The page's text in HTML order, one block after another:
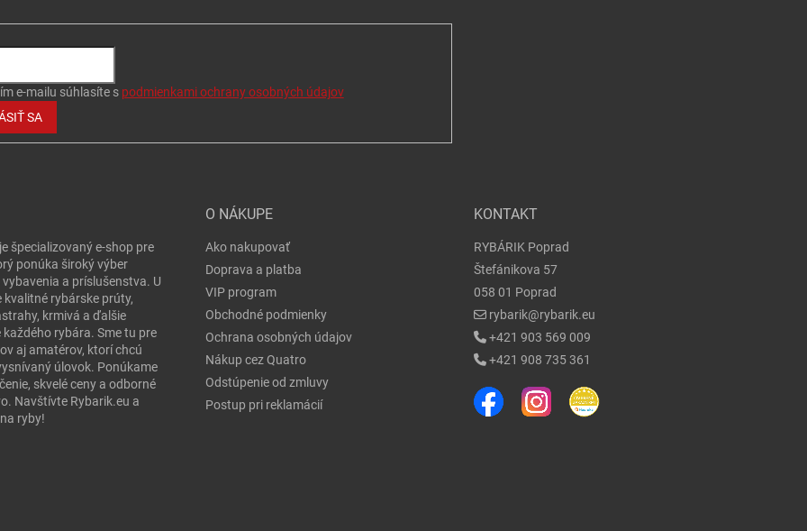
e-mailu súhlasíte s podmienkami ochrany osobných údajov
SA
špecializovaný e-shop pre
ponúka široký výber
a príslušenstva. U
kvalitné rybárske prúty,
krmivá a ďalšie
každého rybára. Sme tu pre
aj amatérov, ktorí chcú
úlovok. Ponúkame
skvelé ceny a odborné
Navštívte Rybarik.eu a
ryby!
O NÁKUPE
Ako nakupovať
Doprava a platba
VIP program
Obchodné podmienky
Ochrana osobných údajov
Nákup cez Quatro
Odstúpenie od zmluvy
Postup pri reklamácií
KONTAKT
RYBÁRIK Poprad
Štefánikova 57
058 01 Poprad
rybarik@rybarik.eu
+421 903 569 009
+421 908 735 361